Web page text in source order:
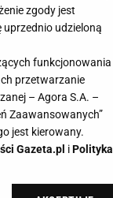
zgody jest
uprzednio udzieloną
funkcjonowania
przetwarzanie
– Agora S.A. –
Zaawansowanych”
jest kierowany.
Gazeta.pl iPolityka